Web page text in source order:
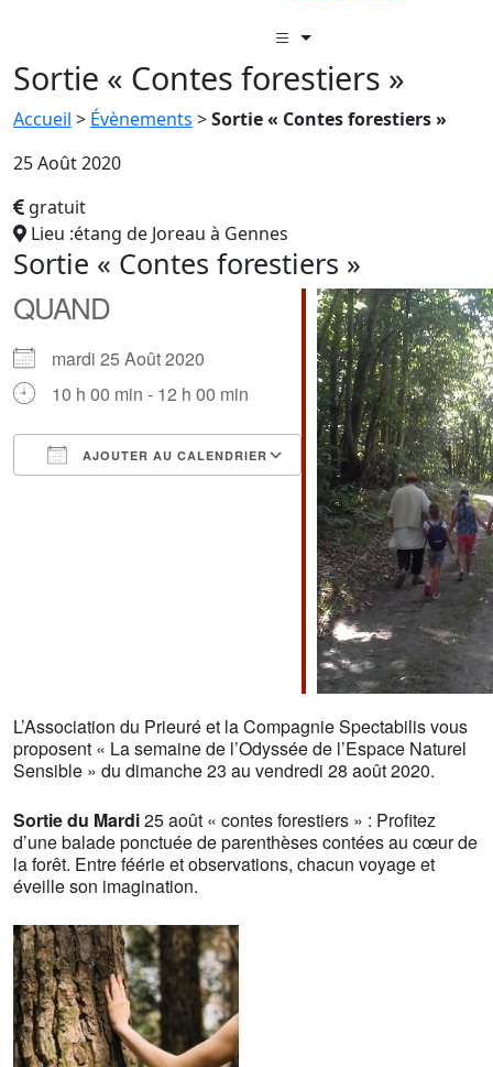
Sortie « Contes forestiers »
Accueil > Évènements >Sortie « Contes forestiers »
25 Août 2020
gratuit
Lieu :étang de Joreau à Gennes
Sortie « Contes forestiers »
QUAND
mardi 25 Août 2020
10 h 00 min - 12 h 00 min
AJOUTER AU CALENDRIER
Outlook Live
L’Association du Prieuré et la Compagnie Spectabilis vous
proposent « La semaine de l’Odyssée de l’Espace Naturel
Sensible » du dimanche 23 au vendredi 28 août 2020.
Sortie du Mardi25 août « contes forestiers » : Profitez
d’une balade ponctuée de parenthèses contées au cœur de
la forêt. Entre féérie et observations, chacun voyage et
éveille son imagination.